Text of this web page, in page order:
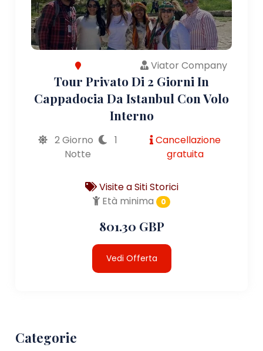
Viator Company
Tour Privato Di 2 Giorni In
Cappadocia Da Istanbul Con Volo
Interno
2 Giorno
1
Notte
Cancellazione
gratuita
Visite a Siti Storici
Età minima
0
801.30 GBP
Vedi Offerta
Categorie